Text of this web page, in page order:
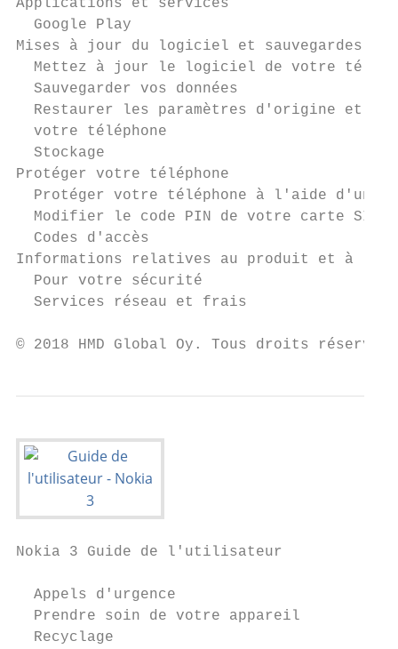
Applications et services
Google Play
Mises à jour du logiciel et
Mettez à jour le logiciel de votre
Sauvegarder vos données
Restaurer les paramètres d'origine et
  votre téléphone
Stockage
Protéger votre téléphone
Protéger votre téléphone à l'aide d'un
Modifier le code PIN de votre carte SIM
Codes d'accès
Informations relatives au produit et
Pour votre sécurité
Services réseau et frais
© 2018 HMD Global Oy. Tous droits
Nokia 3 Guide de l'utilisateur
Appels d'urgence
Prendre soin de votre appareil
Recyclage